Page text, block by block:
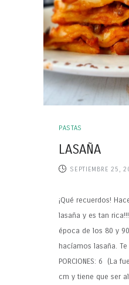
PASTAS
LASAÑA
SEPTIEMBRE 25,
¡Qué recuerdos!
lasaña y es tan
época de los 80 y
hacíamos lasaña.
PORCIONES: 6 (La
cm y tiene que ser